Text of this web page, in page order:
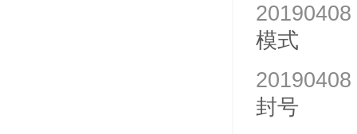
20190408
模式
20190408
封号